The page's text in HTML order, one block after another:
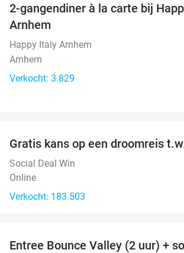
2-gangendiner à la carte bij
Arnhem
Happy Italy Arnhem
Arnhem
Verkocht: 3.829
Gratis kans op een droomreis
Social Deal Win
Online
Verkocht: 183.503
Entree Bounce Valley (2 uur) +